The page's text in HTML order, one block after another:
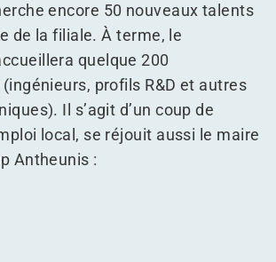
encore 50 nouveaux talents
de la filiale. À terme, le
quelque 200
profils R&D et autres
Il s’agit d’un coup de
local, se réjouit aussi le maire
Antheunis :